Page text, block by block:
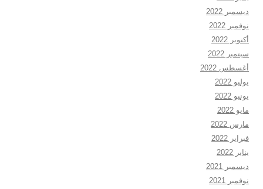
ديسمبر 2022
نوفمبر 2022
أكتوبر 2022
سبتمبر 2022
أغسطس 2022
يوليو 2022
يونيو 2022
مايو 2022
مارس 2022
فبراير 2022
يناير 2022
ديسمبر 2021
نوفمبر 2021